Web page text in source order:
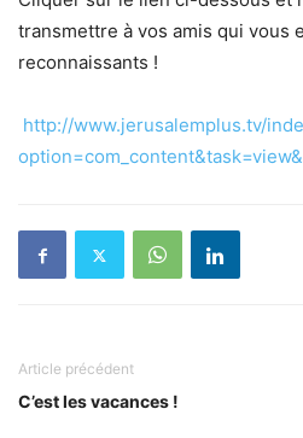
transmettre à vos amis qui vous
reconnaissants !
http://www.jerusalemplus.tv/
Article précédent
C’est les vacances !